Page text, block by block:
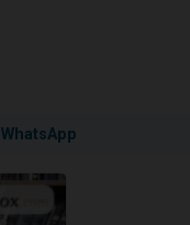
WhatsApp